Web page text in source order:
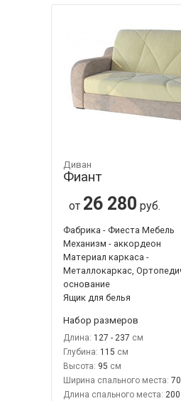
Диван
Фиант
от 26 280 руб.
Фабрика - Фиеста Мебель
Механизм - аккордеон
Материал каркаса -
Металлокаркас,
основание
Ящик для белья
Набор размеров
Длина: 127 - 237
Глубина: 115
Высота: 95
Ширина спального места:
Длина спального места: 200